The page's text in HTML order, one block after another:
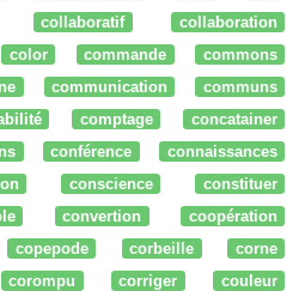
collaboratif
collaboration
color commande
commons
communication
communs
comptage
concatainer
conférence
connaissances
conscience
constituer
convertion
coopération
copepode corbeille
corne
corompu corriger
couleur